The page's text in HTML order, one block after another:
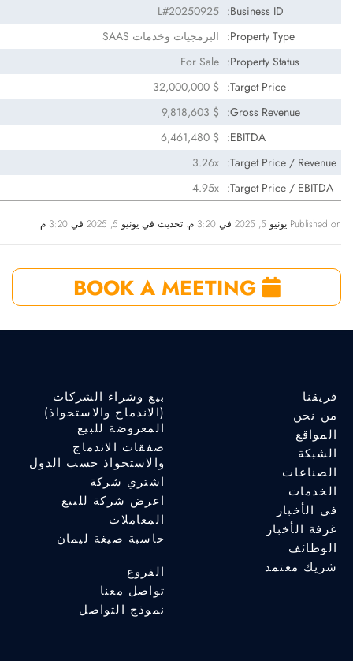
Business ID:
L#20250925
Property Type:
البرمجيات وخدمات SAAS
Property Status:
For Sale
Target Price:
$ 32,000,000
Gross Revenue:
$ 9,818,603
EBITDA:
$ 6,461,480
Target Price / Revenue:
3.26x
Target Price / EBITDA:
4.95x
Published on يونيو 5, 2025 في 3:20 م. تحديث في يونيو 5, 2025 في 3:20 م
BOOK A MEETING
فريقنا
من نحن
المواقع
الشبكة
الصناعات
الخدمات
في الأخبار
غرفة الأخبار
الوظائف
شريك معتمد
بيع وشراء الشركات
(الاندماج والاستحواذ)
المعروضة للبيع
صفقات الاندماج
والاستحواذ حسب الدول
اشتري شركة
اعرض شركة للبيع
المعاملات
حاسبة صيغة ليمان
الفروع
تواصل معنا
نموذج التواصل